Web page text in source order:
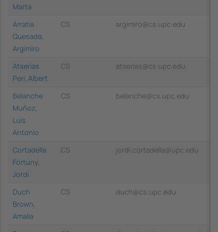
Marta
Arratia
Quesada,
Argimiro
CS argimiro@cs.upc.edu
Atserias
Peri, Albert
CS atserias@cs.upc.edu
Belanche
Muñoz,
Luis
Antonio
CS belanche@cs.upc.edu
Cortadella
Fortuny,
Jordi
CS jordi.cortadella@upc.edu
Duch
Brown,
Amalia
CS duch@cs.upc.edu